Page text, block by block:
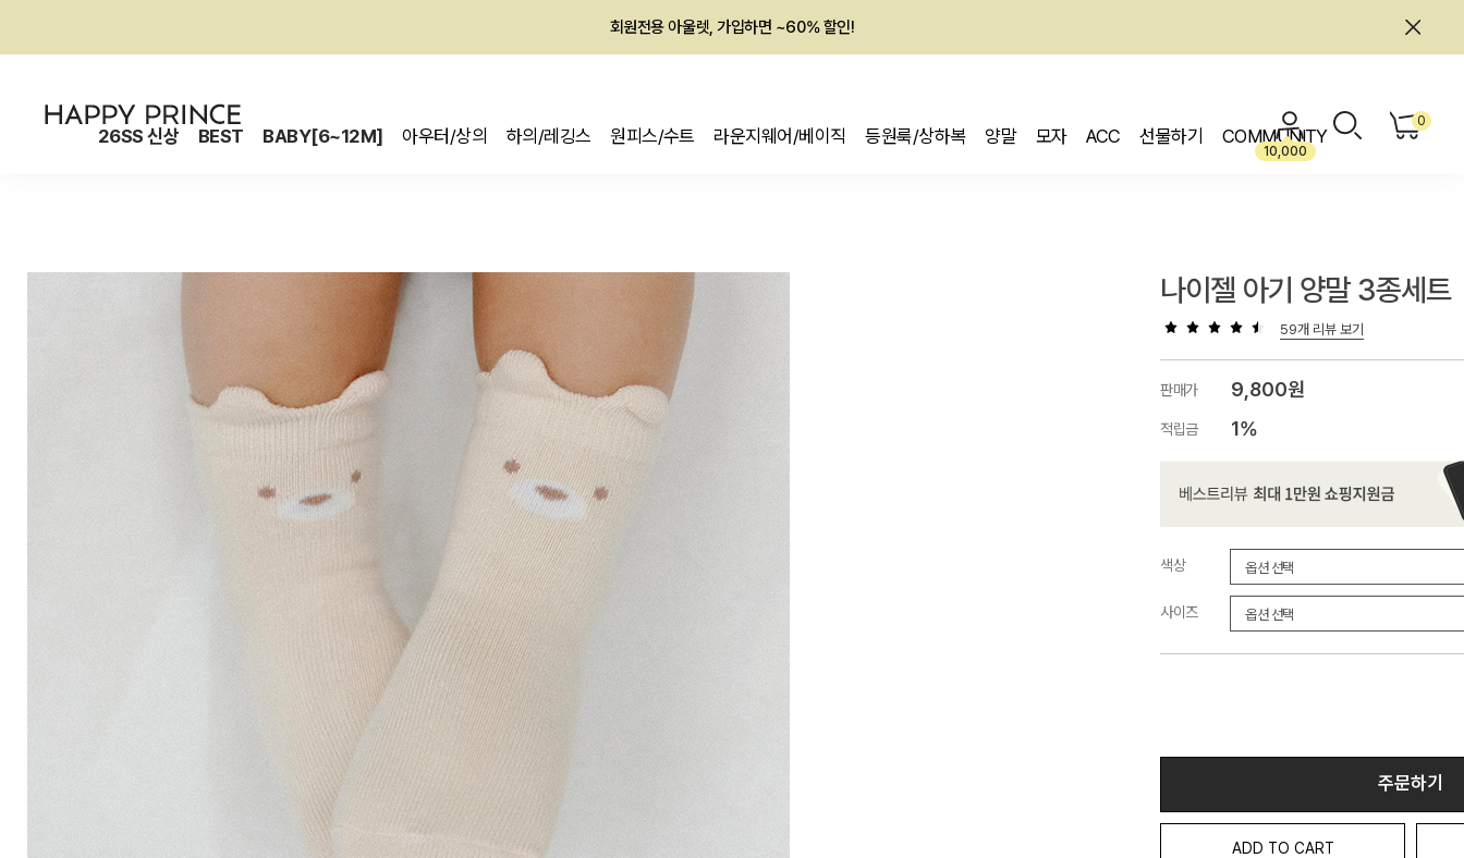
회원전용 아울렛, 가입하면 ~60% 할인!
26SS 신상 BEST BABY[6~12M] 아우터/상의 하의/레깅스 원피스/수트 라운지웨어/베이직 등원룩/상하복 양말 모자 ACC 선물하기 COMMUNITY
10,000
0
나이젤 아기 양말 3종세트
59개 리뷰 보기
판매가 9,800원
적립금 1%
색상
사이즈
주문하기
ADD TO CART